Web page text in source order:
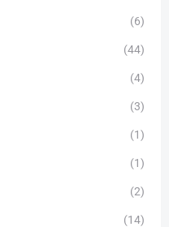
(6)
(44)
(4)
(3)
(1)
(1)
(2)
(14)